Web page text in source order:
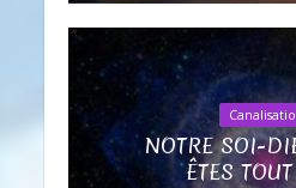
NOTRE SOI-
ÊTES